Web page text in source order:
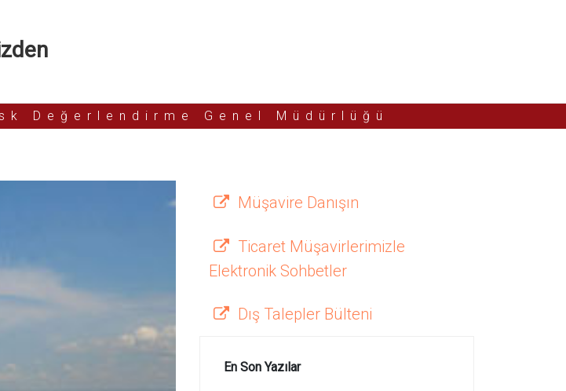
Değerlendirme Genel Müdürlüğü
Müşavire Danışın
Ticaret Müşavirlerimizle
Elektronik Sohbetler
Dış Talepler Bülteni
En Son Yazılar